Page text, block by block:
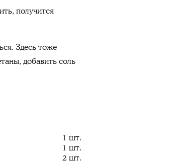
получится
Здесь тоже
добавить соль
1 шт.
1 шт.
2 шт.